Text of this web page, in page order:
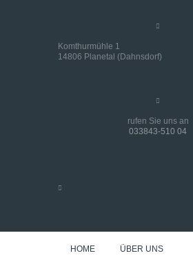
Komthurmühle 1
14806 Planetal (Dahnsdorf)
rufen Sie uns an
033843-510 04
HOME ÜBER UNS